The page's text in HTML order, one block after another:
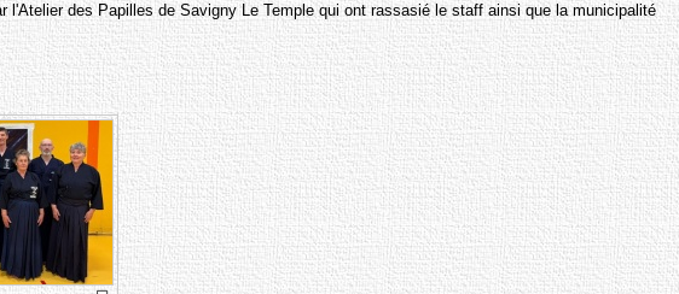
des Papilles de Savigny Le Temple qui ont rassasié le staff ainsi que la municipalité